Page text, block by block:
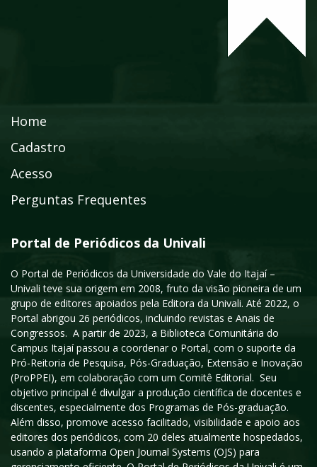
Home
Cadastro
Acesso
Perguntas Frequentes
Portal de Periódicos da Univali
O Portal de Periódicos da Universidade do Vale do Itajaí –
Univali teve sua origem em 2008, fruto da visão pioneira de um
grupo de editores apoiados pela Editora da Univali. Até 2022, o
Portal abrigou 26 periódicos, incluindo revistas e Anais de
Congressos. A partir de 2023, a Biblioteca Comunitária do
Campus Itajaí passou a coordenar o Portal, com o suporte da
Pró-Reitoria de Pesquisa, Pós-Graduação, Extensão e Inovação
(ProPPEI), em colaboração com um Comitê Editorial. Seu
objetivo principal é divulgar a produção científica de docentes e
discentes, especialmente dos Programas de Pós-graduação.
Além disso, promove acesso facilitado, visibilidade e apoio aos
editores dos periódicos, com 20 deles atualmente hospedados,
usando a plataforma Open Journal Systems (OJS) para